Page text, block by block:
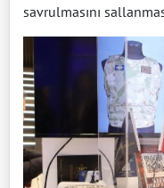
savrulmasını